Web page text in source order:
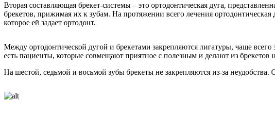
Вторая составляющая брекет-системы – это ортодонтическая дуга,
брекетов, прижимая их к зубам. На протяжении всего лечения
которое ей задает ортодонт.
Между ортодонтической дугой и брекетами закрепляются лигатуры, чаще
есть пациенты, которые совмещают приятное с полезным и делают из
На шестой, седьмой и восьмой зубы брекеты не закрепляются из-за